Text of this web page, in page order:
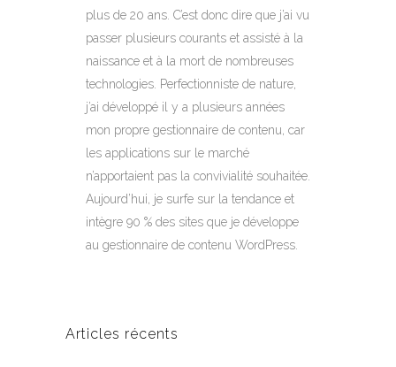
plus de 20 ans. C’est donc dire que j’ai vu
passer plusieurs courants et assisté à la
naissance et à la mort de nombreuses
technologies. Perfectionniste de nature,
j’ai développé il y a plusieurs années
mon propre gestionnaire de contenu, car
les applications sur le marché
n’apportaient pas la convivialité souhaitée.
Aujourd’hui, je surfe sur la tendance et
intègre 90 % des sites que je développe
au gestionnaire de contenu WordPress.
Articles récents